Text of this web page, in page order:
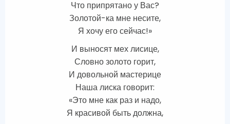
Что припрятано у Вас?
Золотой-ка мне несите,
Я хочу его сейчас!»
И выносят мех лисице,
Словно золото горит,
И довольной мастерице
Наша лиска говорит:
«Это мне как раз и надо,
Я красивой быть должна,